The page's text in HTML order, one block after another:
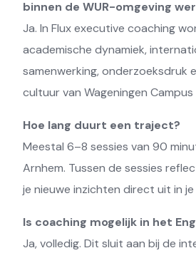
binnen de WUR-omgeving
Ja. In Flux executive coaching
academische dynamiek,
samenwerking, onderzoeksdruk
cultuur van Wageningen
Hoe lang duurt een traject?
Meestal 6–8 sessies van 90
Arnhem. Tussen de sessies
je nieuwe inzichten direct uit in je
Is coaching mogelijk in het
Ja, volledig. Dit sluit aan bij de